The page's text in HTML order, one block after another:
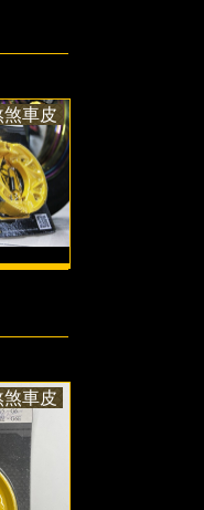
煞車皮
煞車皮